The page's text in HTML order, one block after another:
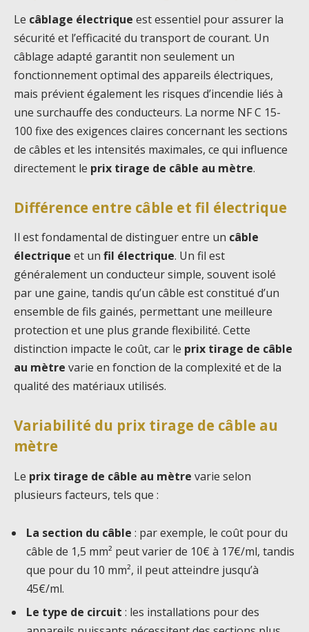
Le câblage électrique est essentiel pour assurer la
sécurité et l’efficacité du transport de courant. Un
câblage adapté garantit non seulement un
fonctionnement optimal des appareils électriques,
mais prévient également les risques d’incendie liés à
une surchauffe des conducteurs. La norme NF C 15-
100 fixe des exigences claires concernant les sections
de câbles et les intensités maximales, ce qui influence
directement le prix tirage de câble au mètre.
Différence entre câble et fil électrique
Il est fondamental de distinguer entre un câble
électrique et un fil électrique. Un fil est
généralement un conducteur simple, souvent isolé
par une gaine, tandis qu’un câble est constitué d’un
ensemble de fils gainés, permettant une meilleure
protection et une plus grande flexibilité. Cette
distinction impacte le coût, car le prix tirage de câble
au mètre varie en fonction de la complexité et de la
qualité des matériaux utilisés.
Variabilité du prix tirage de câble au
mètre
Le prix tirage de câble au mètre varie selon
plusieurs facteurs, tels que :
La section du câble : par exemple, le coût pour du
câble de 1,5 mm² peut varier de 10€ à 17€/ml, tandis
que pour du 10 mm², il peut atteindre jusqu’à
45€/ml.
Le type de circuit : les installations pour des